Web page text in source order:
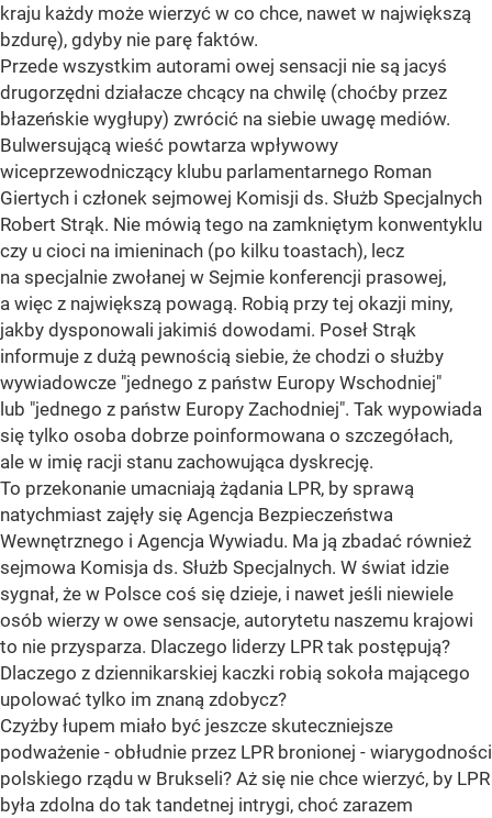
kraju każdy może wierzyć w co chce, nawet w największą
bzdurę), gdyby nie parę faktów.
Przede wszystkim autorami owej sensacji nie są jacyś
drugorzędni działacze chcący na chwilę (choćby przez
błazeńskie wygłupy) zwrócić na siebie uwagę mediów.
Bulwersującą wieść powtarza wpływowy
wiceprzewodniczący klubu parlamentarnego Roman
Giertych i członek sejmowej Komisji ds. Służb Specjalnych
Robert Strąk. Nie mówią tego na zamkniętym konwentyklu
czy u cioci na imieninach (po kilku toastach), lecz
na specjalnie zwołanej w Sejmie konferencji prasowej,
a więc z największą powagą. Robią przy tej okazji miny,
jakby dysponowali jakimiś dowodami. Poseł Strąk
informuje z dużą pewnością siebie, że chodzi o służby
wywiadowcze "jednego z państw Europy Wschodniej"
lub "jednego z państw Europy Zachodniej". Tak wypowiada
się tylko osoba dobrze poinformowana o szczegółach,
ale w imię racji stanu zachowująca dyskrecję.
To przekonanie umacniają żądania LPR, by sprawą
natychmiast zajęły się Agencja Bezpieczeństwa
Wewnętrznego i Agencja Wywiadu. Ma ją zbadać również
sejmowa Komisja ds. Służb Specjalnych. W świat idzie
sygnał, że w Polsce coś się dzieje, i nawet jeśli niewiele
osób wierzy w owe sensacje, autorytetu naszemu krajowi
to nie przysparza. Dlaczego liderzy LPR tak postępują?
Dlaczego z dziennikarskiej kaczki robią sokoła mającego
upolować tylko im znaną zdobycz?
Czyżby łupem miało być jeszcze skuteczniejsze
podważenie - obłudnie przez LPR bronionej - wiarygodności
polskiego rządu w Brukseli? Aż się nie chce wierzyć, by LPR
była zdolna do tak tandetnej intrygi, choć zarazem